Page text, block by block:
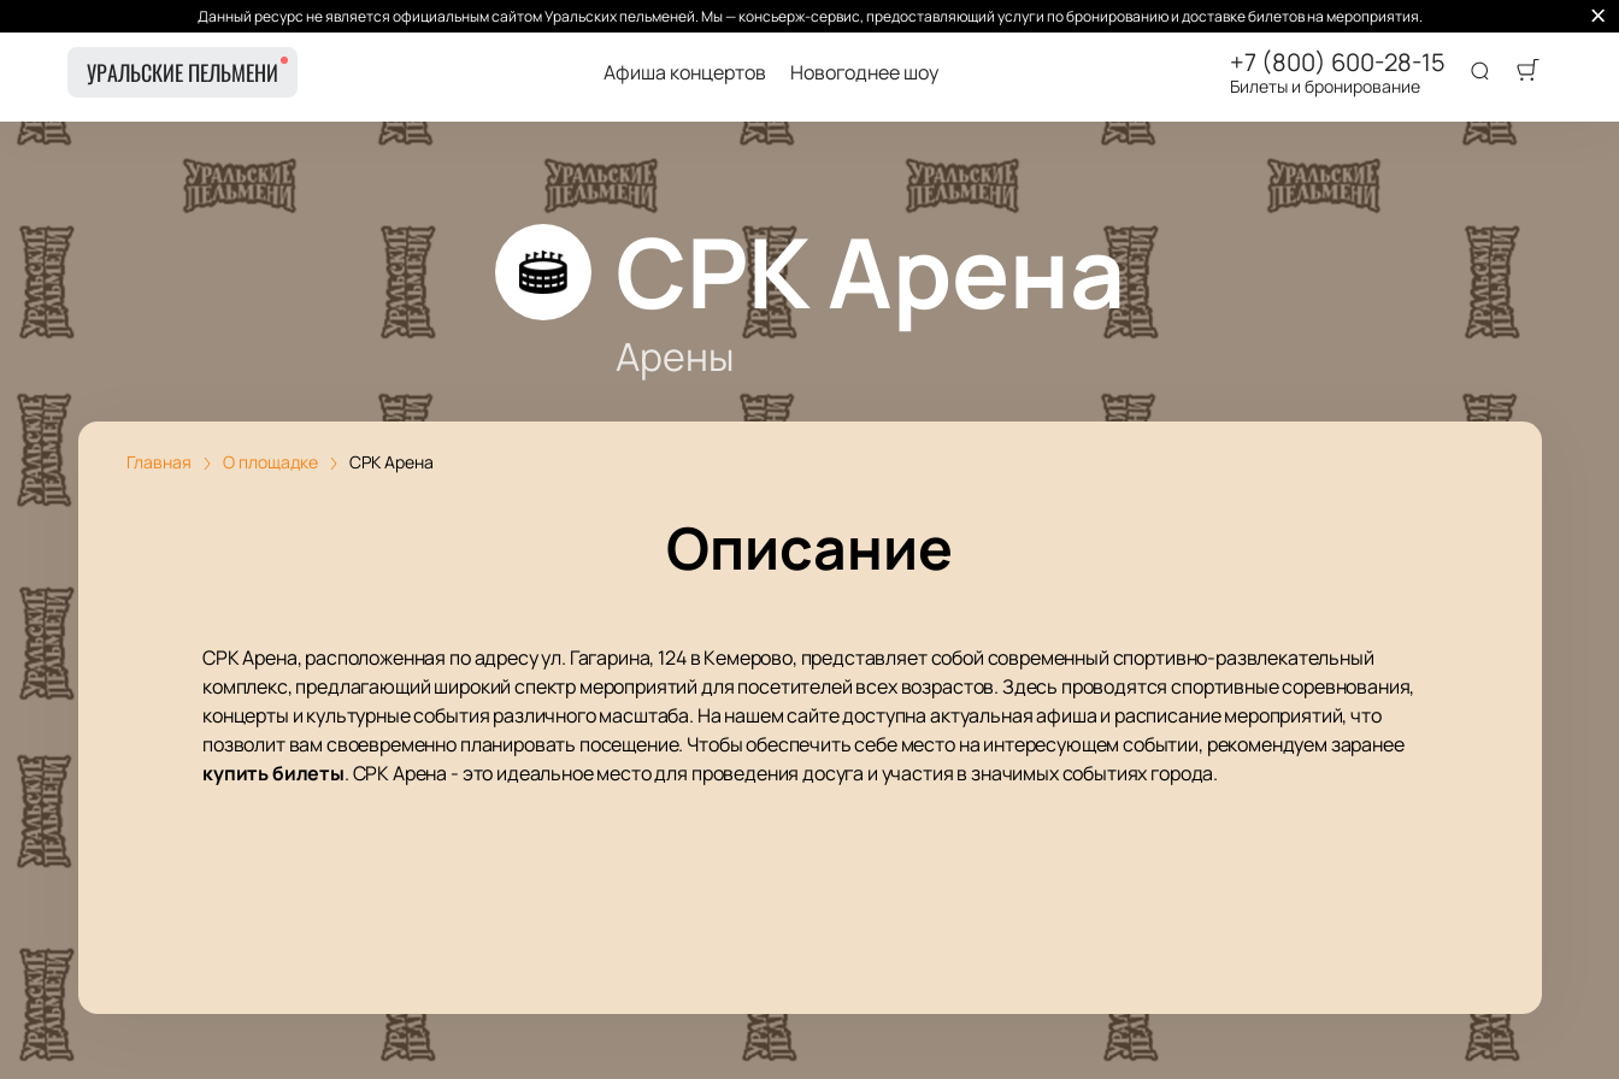
Данный ресурс не является официальным сайтом Уральских пельменей. Мы — консьерж-сервис, предоставляющий услуги по бронированию и доставке билетов на мероприятия.
УРАЛЬСКИЕ ПЕЛЬМЕНИ Афиша концертов Новогоднее шоу +7 (800) 600-28-15
Билеты и бронирование
СРК Арена
Арены
Главная О площадке СРК Арена
Описание
СРК Арена, расположенная по адресу ул. Гагарина, 124 в Кемерово, представляет собой современный спортивно-развлекательный
комплекс, предлагающий широкий спектр мероприятий для посетителей всех возрастов. Здесь проводятся спортивные соревнования,
концерты и культурные события различного масштаба. На нашем сайте доступна актуальная афиша и расписание мероприятий, что
позволит вам своевременно планировать посещение. Чтобы обеспечить себе место на интересующем событии, рекомендуем заранее
купить билеты. СРК Арена - это идеальное место для проведения досуга и участия в значимых событиях города.